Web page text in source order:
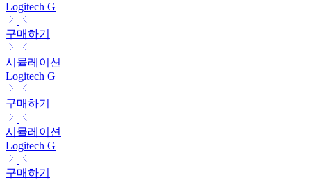
Logitech G
구매하기
시뮬레이션
Logitech G
구매하기
시뮬레이션
Logitech G
구매하기